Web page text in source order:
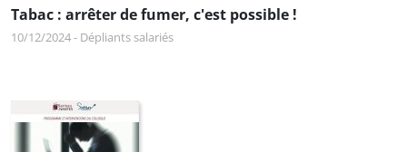
Tabac : arrêter de fumer, c'est possible !
10/12/2024- Dépliants salariés